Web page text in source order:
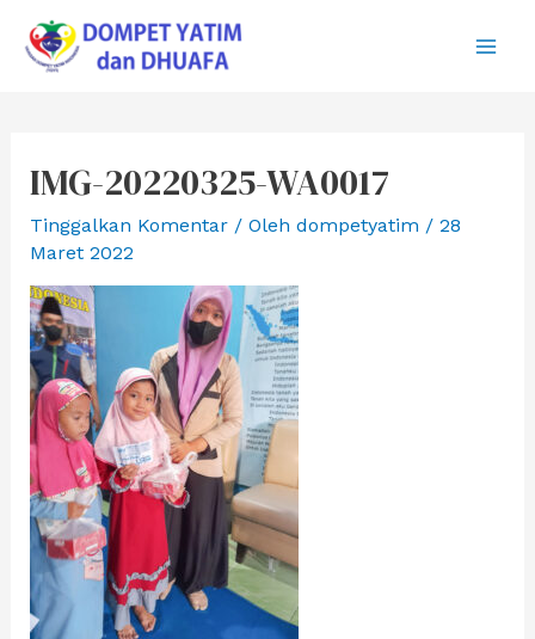
konten
IMG-20220325-WA0017
Tinggalkan Komentar / Oleh dompetyatim / 28
Maret 2022